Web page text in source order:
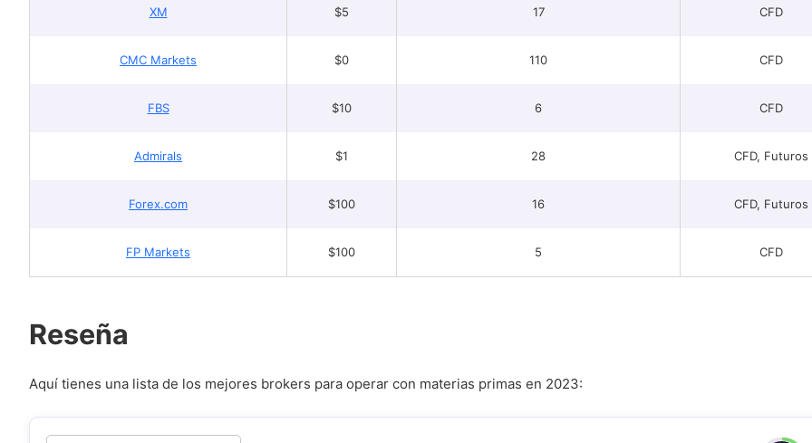
XM $5 17 CFD
CMC Markets $0 110 CFD
FBS $10 6 CFD
Admirals $1 28 CFD, Futuros
Forex.com $100 16 CFD, Futuros
FP Markets $100 5 CFD
Reseña
Aquí tienes una lista de los mejores brokers para operar con materias primas en 2023: